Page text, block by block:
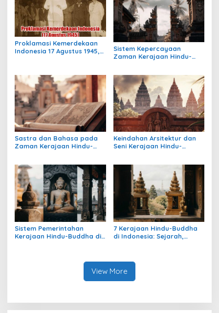
Proklamasi Kemerdekaan
Indonesia 17 Agustus 1945,
Sistem Kepercayaan
Zaman Kerajaan Hindu-
Masih Bertahan
Sastra dan Bahasa pada
Zaman Kerajaan Hindu-
Keindahan Arsitektur dan
Seni Kerajaan Hindu-
Sistem Pemerintahan
Kerajaan Hindu-Buddha di
7 Kerajaan Hindu-Buddha
di Indonesia: Sejarah,
View More